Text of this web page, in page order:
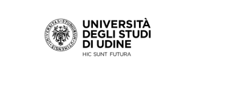
Passa al contenuto principale